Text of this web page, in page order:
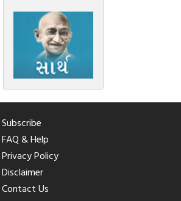
Subscribe
FAQ & Help
Privacy Policy
Disclaimer
Contact Us